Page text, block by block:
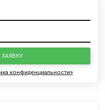
конфиденциальности»